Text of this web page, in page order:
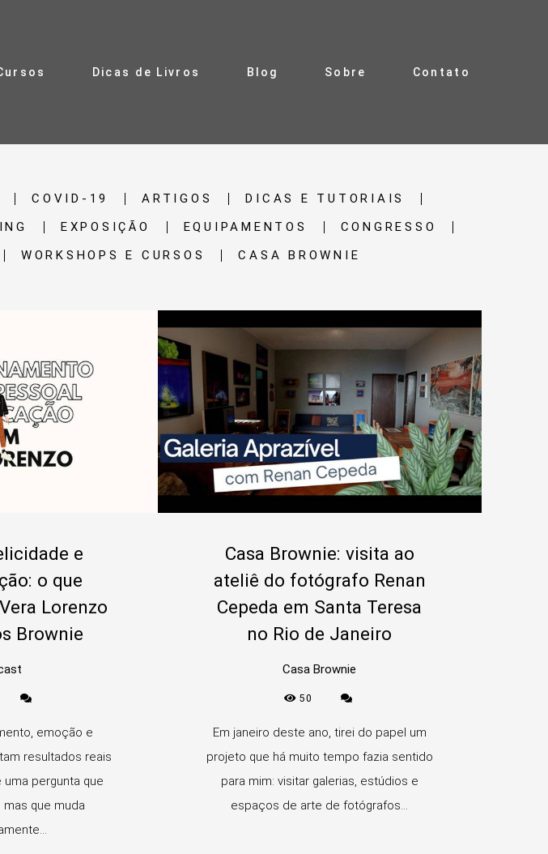
Dicas de Livros Blog Sobre Contato
COVID-19 ARTIGOS
DICAS E TUTORIAIS
EXPOSIÇÃO EQUIPAMENTOS
CONGRESSO
WORKSHOPS E CURSOS CASA BROWNIE
e
o que
Lorenzo
Brownie
emoção e
resultados reais
pergunta que
que muda
Casa Brownie: visita ao
ateliê do fotógrafo Renan
Cepeda em Santa Teresa
no Rio de Janeiro
Casa Brownie
50
Em janeiro deste ano, tirei do papel um
projeto que há muito tempo fazia sentido
para mim: visitar galerias, estúdios e
espaços de arte de fotógrafos...